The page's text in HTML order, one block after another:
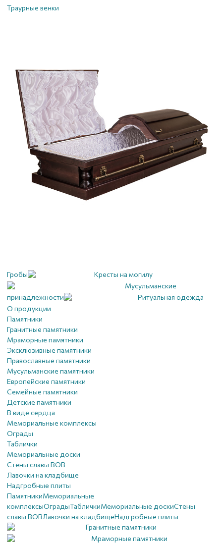
Траурные венки
Гробы
Кресты на могилу
Мусульманские
принадлежности
Ритуальная одежда
О продукции
Памятники
Гранитные памятники
Мраморные памятники
Эксклюзивные памятники
Православные памятники
Мусульманские памятники
Европейские памятники
Семейные памятники
Детские памятники
В виде сердца
Мемориальные комплексы
Ограды
Таблички
Мемориальные доски
Стены славы ВОВ
Лавочки на кладбище
Надгробные плиты
ПамятникиМемориальные
комплексыОградыТабличкиМемориальные доскиСтены
славы ВОВЛавочки на кладбищеНадгробные плиты
Гранитные памятники
Мраморные памятники